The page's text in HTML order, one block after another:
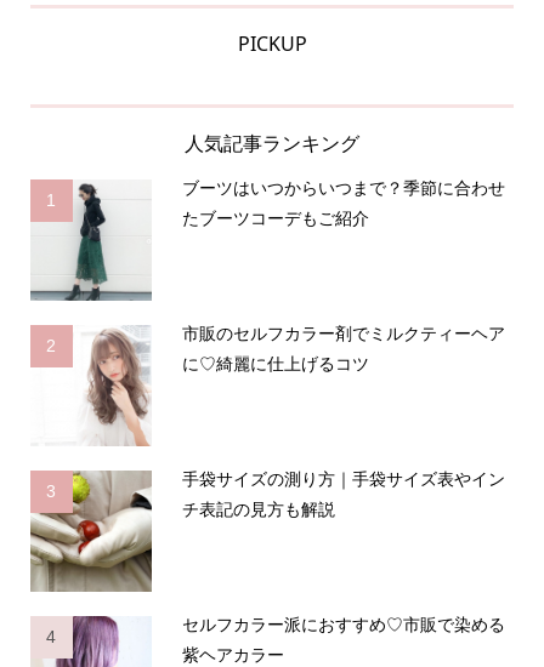
PICKUP
人気記事ランキング
1
ブーツはいつからいつまで？季節に合わせ
たブーツコーデもご紹介
2
市販のセルフカラー剤でミルクティーヘア
に♡綺麗に仕上げるコツ
3
手袋サイズの測り方｜手袋サイズ表やイン
チ表記の見方も解説
4
セルフカラー派におすすめ♡市販で染める
紫ヘアカラー